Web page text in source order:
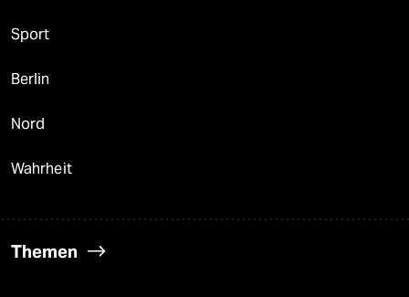
Sport
Berlin
Nord
Wahrheit
Themen